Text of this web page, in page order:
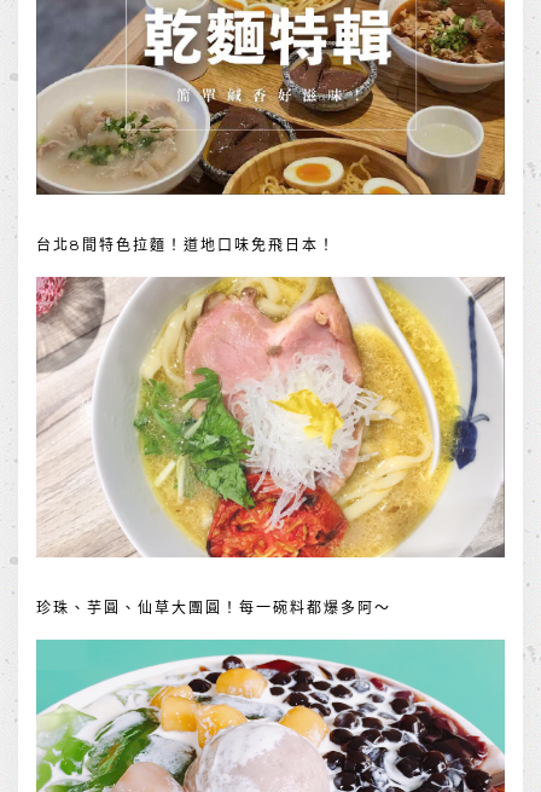
台北8間特色拉麵！道地口味免飛日本！
珍珠、芋圓、仙草大團圓！每一碗料都爆多阿～